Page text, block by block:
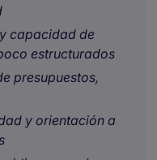
capacidad de
estructurados
presupuestos,
y orientación a